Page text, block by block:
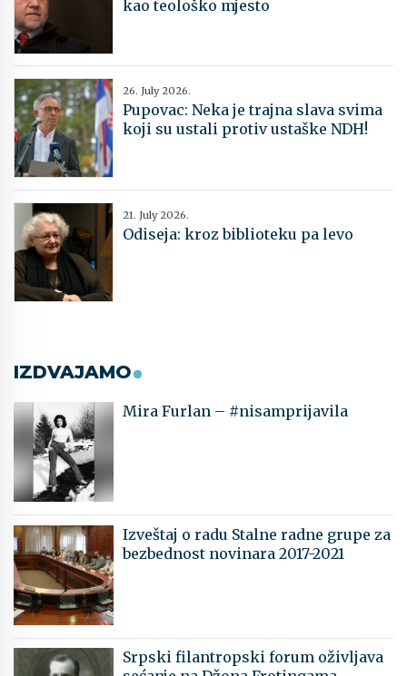
kao teološko mjesto
26. July 2026.
Pupovac: Neka je trajna slava svima
koji su ustali protiv ustaške NDH!
21. July 2026.
Odiseja: kroz biblioteku pa levo
IZDVAJAMO
Mira Furlan – #nisamprijavila
Izveštaj o radu Stalne radne grupe za
bezbednost novinara 2017-2021
Srpski filantropski forum oživljava